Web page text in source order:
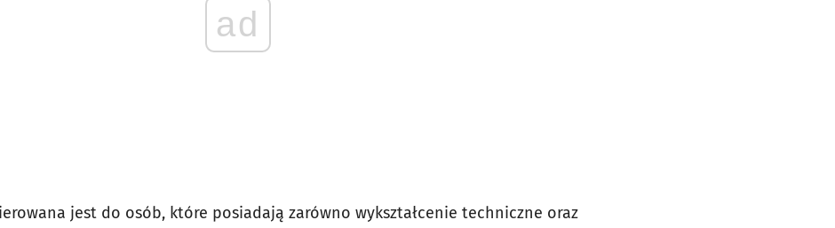
ad
jest do osób, które posiadają zarówno wykształcenie techniczne oraz